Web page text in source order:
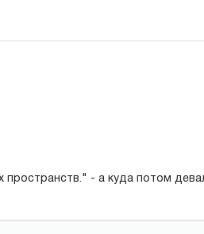
пространств." - а куда потом